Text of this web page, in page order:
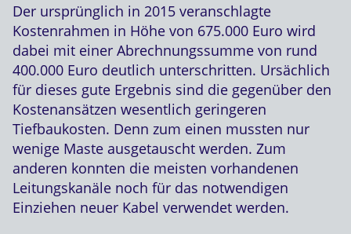
Der ursprünglich in 2015 veranschlagte
Kostenrahmen in Höhe von 675.000 Euro wird
dabei mit einer Abrechnungssumme von rund
400.000 Euro deutlich unterschritten. Ursächlich
für dieses gute Ergebnis sind die gegenüber den
Kostenansätzen wesentlich geringeren
Tiefbaukosten. Denn zum einen mussten nur
wenige Maste ausgetauscht werden. Zum
anderen konnten die meisten vorhandenen
Leitungskanäle noch für das notwendigen
Einziehen neuer Kabel verwendet werden.